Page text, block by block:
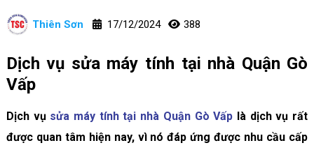
Thiên Sơn 17/12/2024 388
Dịch vụ sửa máy tính tại nhà Quận Gò
Vấp
Dịch vụ sửa máy tính tại nhà Quận Gò Vấp là dịch vụ rất
được quan tâm hiện nay, vì nó đáp ứng được nhu cầu cấp